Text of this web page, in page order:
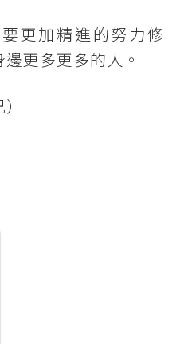
更加精進的努力修
更多更多的人。